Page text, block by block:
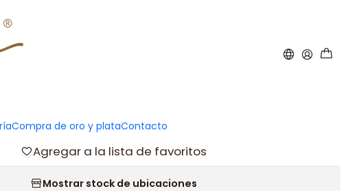
Compra de oro y plataContacto
Agregar al carro
Agregar a la lista de favoritos
Mostrar stock de ubicaciones